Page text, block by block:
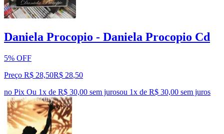
Daniela Procopio - Daniela Procopio Cd
5% OFF
Preço R$ 28,50R$ 28,50
no Pix Ou 1x de R$ 30,00 sem jurosou 1x de R$ 30,00 sem juros